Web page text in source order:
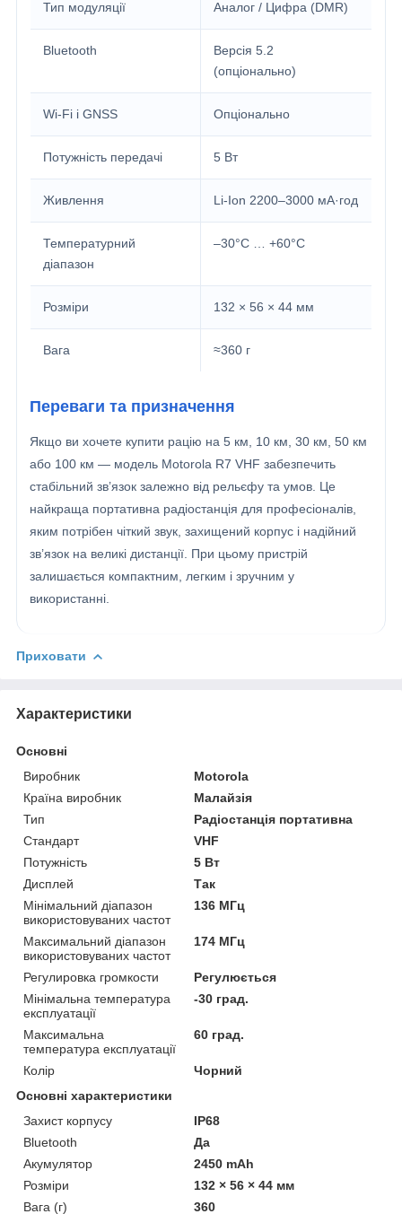
Тип модуляції Аналог / Цифра (DMR)
Bluetooth
Версія 5.2
(опціонально)
Wi-Fi і GNSS Опціонально
Потужність передачі 5 Вт
Живлення Li-Ion 2200–3000 мА·год
Температурний
діапазон
–30°C … +60°C
Розміри 132 × 56 × 44 мм
Вага ≈360 г
Переваги та призначення
Якщо ви хочете купити рацію на 5 км, 10 км, 30 км, 50 км
або 100 км — модель Motorola R7 VHF забезпечить
стабільний зв’язок залежно від рельєфу та умов. Це
найкраща портативна радіостанція для професіоналів,
яким потрібен чіткий звук, захищений корпус і надійний
зв’язок на великі дистанції. При цьому пристрій
залишається компактним, легким і зручним у
використанні.
Приховати
Характеристики
Основні
Виробник
Motorola
Країна виробник
Малайзія
Тип
Радіостанція портативна
Стандарт
VHF
Потужність
5 Вт
Дисплей
Так
Мінімальний діапазон
використовуваних частот
136 МГц
Максимальний діапазон
використовуваних частот
174 МГц
Регулировка громкости
Регулюється
Мінімальна температура
експлуатації
-30 град.
Максимальна
температура експлуатації
60 град.
Колір
Чорний
Основні характеристики
Захист корпусу
IP68
Bluetooth
Да
Акумулятор
2450 mAh
Розміри
132 × 56 × 44 мм
Вага (г)
360